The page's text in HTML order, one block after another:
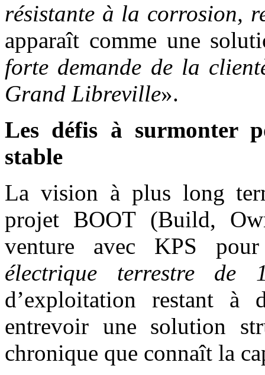
résistante à la corrosion,
apparaît comme une
forte demande de la
Grand Libreville».
Les défis à surmonter
stable
La vision à plus long
projet BOOT (Build,
venture avec KPS
électrique terrestre de
d’exploitation restant à
entrevoir une solution
chronique que connaît la